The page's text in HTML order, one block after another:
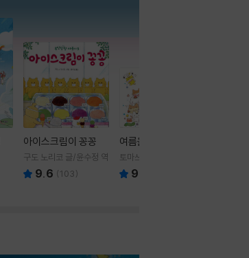
아이스크림이 꽁꽁
구도 노리코 글/윤수정 역
9.6 (103)
여름을 부탁해
토마쓰리 글그림
9.8